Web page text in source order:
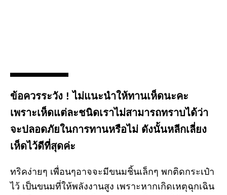
ข้อควรระวัง ! ไม่แนะนำให้ทานเห็ดนะคะ
เพราะเห็ดแต่ละชนิดเราไม่สามารถทราบได้ว่า
จะปลอดภัยในการทานหรือไม่ ดังนั้นหลีกเลี่ยง
เห็ดไว้ดีที่สุดค่ะ
ทริคง่ายๆ เพื่อนๆอาจจะมีขนมชิ้นเล็กๆ พกติดกระเป๋า
ไว้ เป็นขนมที่ให้พลังงานสูง เพราะหากเกิดเหตุฉุกเฉิน